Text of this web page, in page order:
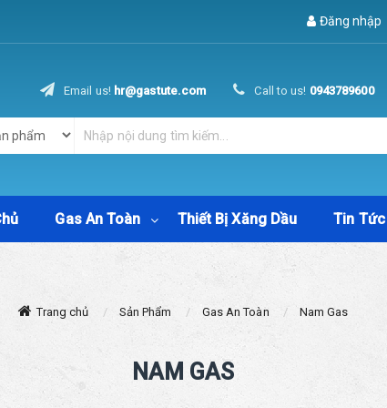
Đăng nhập
Email us! hr@gastute.com Call to us! 0943789600
Gas An Toàn Thiết Bị Xăng Dầu Tin Tức
Trang chủ Sản Phẩm Gas An Toàn Nam Gas
NAM GAS